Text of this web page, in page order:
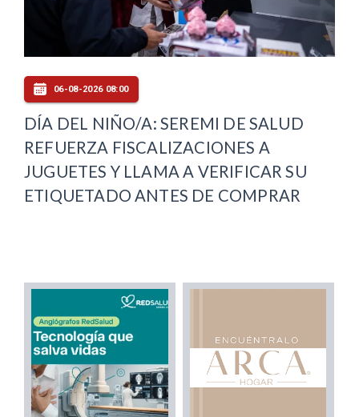
06-08-2026 08:00
DÍA DEL NIÑO/A: SEREMI DE SALUD
REFUERZA FISCALIZACIONES A
JUGUETES Y LLAMA A VERIFICAR SU
ETIQUETADO ANTES DE COMPRAR